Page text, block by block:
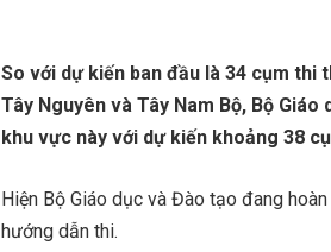
So với dự kiến ban đầu là 34 cụm thi
Tây Nguyên và Tây Nam Bộ, Bộ
khu vực này với dự kiến khoảng 38
Hiện Bộ Giáo dục và Đào tạo đang
hướng dẫn thi.